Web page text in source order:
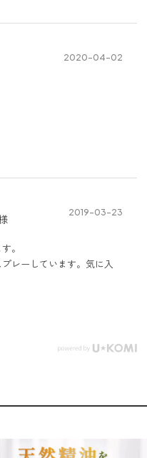
2020-04-02
2019-03-23
。
レーしています。気に入